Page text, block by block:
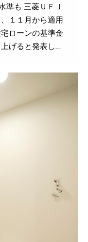
準も 三菱ＵＦＪ
１１月から適用
ローンの基準金
げると発表し…